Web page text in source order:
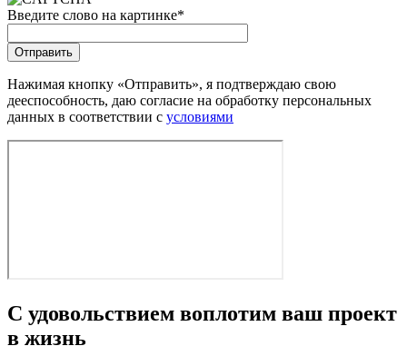
Введите слово на картинке*
Нажимая кнопку «Отправить», я подтверждаю свою
дееспособность, даю согласие на обработку персональных
данных в соответствии с условиями
С удовольствием воплотим ваш проект
в жизнь